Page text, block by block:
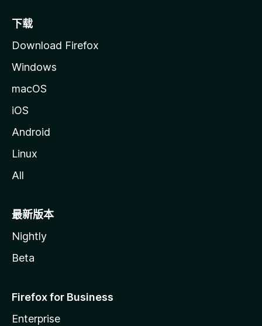
下载
Download Firefox
Windows
macOS
iOS
Android
Linux
All
最新版本
Nightly
Beta
Firefox for Business
Enterprise